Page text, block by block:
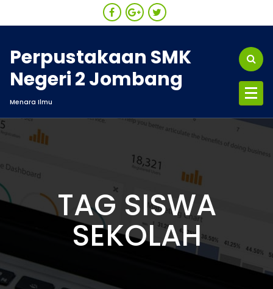
Perpustakaan SMK
Negeri 2 Jombang
Menara Ilmu
TAG SISWA
SEKOLAH